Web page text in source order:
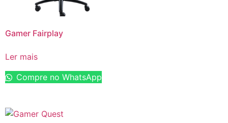
Gamer Fairplay
Ler mais
Compre no WhatsApp